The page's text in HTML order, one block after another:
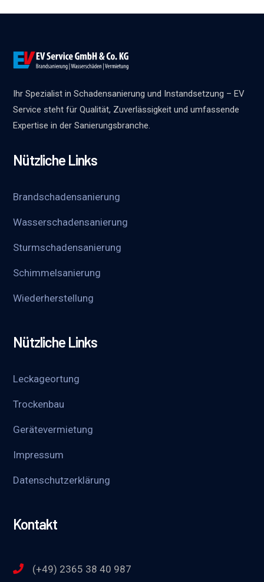
Ihr Spezialist in Schadensanierung und Instandsetzung – EV
Service steht für Qualität, Zuverlässigkeit und umfassende
Expertise in der Sanierungsbranche.
Nützliche Links
Brandschadensanierung
Wasserschadensanierung
Sturmschadensanierung
Schimmelsanierung
Wieder­herstellung
Nützliche Links
Leckageortung
Trockenbau
Gerätevermietung
Impressum
Datenschutzerklärung
Kontakt
(+49) 2365 38 40 987